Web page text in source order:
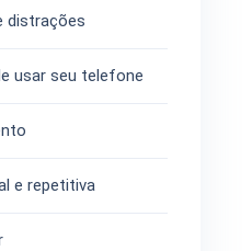
distrações
usar seu telefone
e repetitiva